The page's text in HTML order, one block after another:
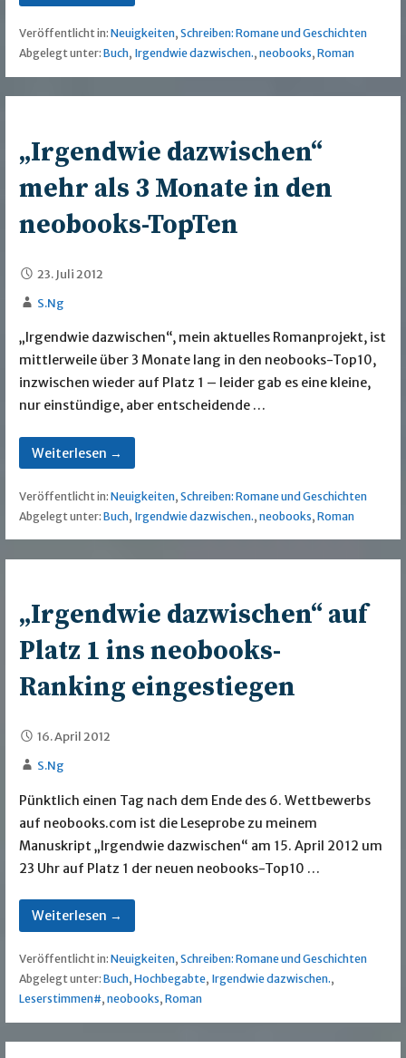
Veröffentlicht in: Neuigkeiten, Schreiben: Romane und Geschichten
Abgelegt unter: Buch, Irgendwie dazwischen., neobooks, Roman
„Irgendwie dazwischen“
mehr als 3 Monate in den
neobooks-TopTen
23. Juli 2012
S.Ng
„Irgendwie dazwischen“, mein aktuelles Romanprojekt, ist
mittlerweile über 3 Monate lang in den neobooks-Top10,
inzwischen wieder auf Platz 1 – leider gab es eine kleine,
nur einstündige, aber entscheidende …
Weiterlesen →
Veröffentlicht in: Neuigkeiten, Schreiben: Romane und Geschichten
Abgelegt unter: Buch, Irgendwie dazwischen., neobooks, Roman
„Irgendwie dazwischen“ auf
Platz 1 ins neobooks-
Ranking eingestiegen
16. April 2012
S.Ng
Pünktlich einen Tag nach dem Ende des 6. Wettbewerbs
auf neobooks.com ist die Leseprobe zu meinem
Manuskript „Irgendwie dazwischen“ am 15. April 2012 um
23 Uhr auf Platz 1 der neuen neobooks-Top10 …
Weiterlesen →
Veröffentlicht in: Neuigkeiten, Schreiben: Romane und Geschichten
Abgelegt unter: Buch, Hochbegabte, Irgendwie dazwischen.,
Leserstimmen#, neobooks, Roman